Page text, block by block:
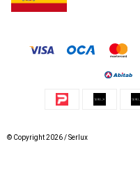
© Copyright 2026 / Serlux